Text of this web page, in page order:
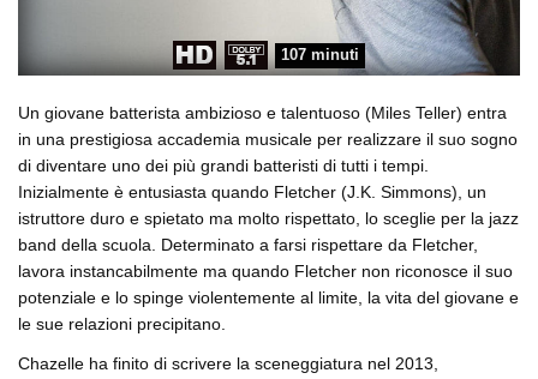
107 minuti
Un giovane batterista ambizioso e talentuoso (Miles Teller) entra
in una prestigiosa accademia musicale per realizzare il suo sogno
di diventare uno dei più grandi batteristi di tutti i tempi.
Inizialmente è entusiasta quando Fletcher (J.K. Simmons), un
istruttore duro e spietato ma molto rispettato, lo sceglie per la jazz
band della scuola. Determinato a farsi rispettare da Fletcher,
lavora instancabilmente ma quando Fletcher non riconosce il suo
potenziale e lo spinge violentemente al limite, la vita del giovane e
le sue relazioni precipitano.
Chazelle ha finito di scrivere la sceneggiatura nel 2013,